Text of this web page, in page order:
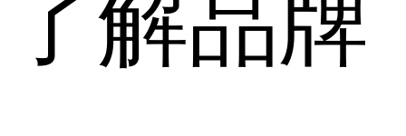
了解品牌